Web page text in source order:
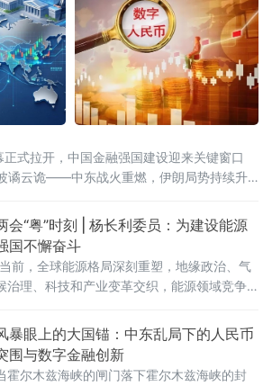
正式拉开，中国金融强国建设迎来关键窗口
谲云诡——中东战火重燃，伊朗局势持续升
中国人民银行于2026年1月1日正式启动数字
民币从“数字现金”升级为“数字存款货币”，
境支付三大核心功能全面激活。
会“粤”时刻 | 杨长利委员：为建设能源
国不懈奋斗
前，全球能源格局深刻重塑，地缘政治、气
治理、科技和产业变革交织，能源领域竞争
，对统筹能源安全保障与绿色低碳转型提出
高要求。
暴眼上的大国锚：中东乱局下的人民币
围与数字金融创新
霍尔木兹海峡的闸门落下霍尔木兹海峡的封